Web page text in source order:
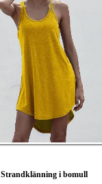
Strandklänning i bomull